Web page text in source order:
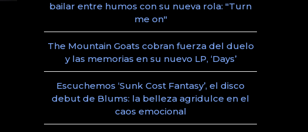
bailar entre humos con su nueva rola: "Turn
me on"
The Mountain Goats cobran fuerza del duelo
y las memorias en su nuevo LP, ‘Days’
Escuchemos ‘Sunk Cost Fantasy’, el disco
debut de Blums: la belleza agridulce en el
caos emocional